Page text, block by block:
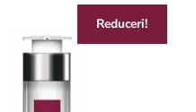
Reduceri!